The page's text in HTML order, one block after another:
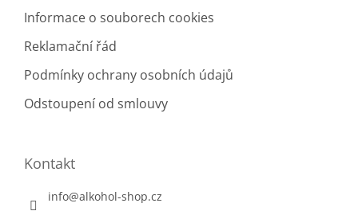
Informace o souborech cookies
Reklamační řád
Podmínky ochrany osobních údajů
Odstoupení od smlouvy
Kontakt
info@alkohol-shop.cz